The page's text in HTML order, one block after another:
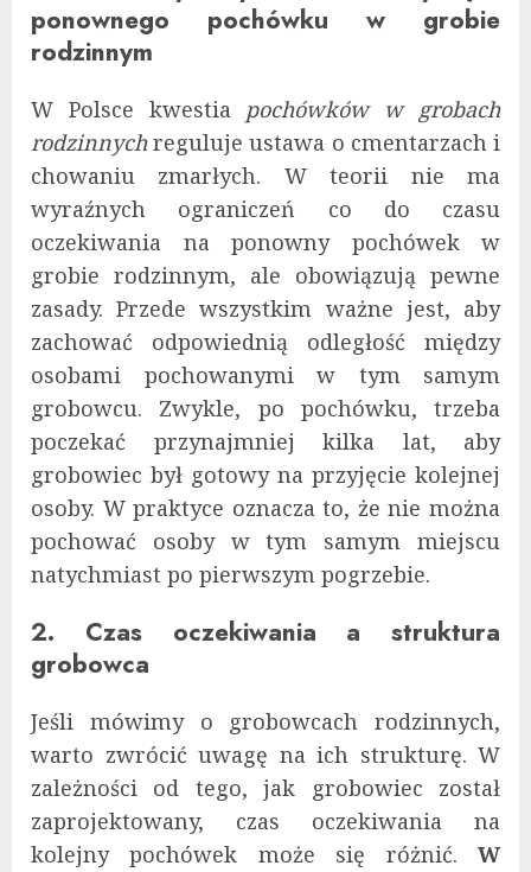
ponownego pochówku w grobie
rodzinnym
W Polsce kwestia pochówków w grobach
rodzinnychreguluje ustawa o cmentarzach i
chowaniu zmarłych. W teorii nie ma
wyraźnych ograniczeń co do czasu
oczekiwania na ponowny pochówek w
grobie rodzinnym, ale obowiązują pewne
zasady. Przede wszystkim ważne jest, aby
zachować odpowiednią odległość między
osobami pochowanymi w tym samym
grobowcu. Zwykle, po pochówku, trzeba
poczekać przynajmniej kilka lat, aby
grobowiec był gotowy na przyjęcie kolejnej
osoby. W praktyce oznacza to, że nie można
pochować osoby w tym samym miejscu
natychmiast po pierwszym pogrzebie.
2. Czas oczekiwania a struktura
grobowca
Jeśli mówimy o grobowcach rodzinnych,
warto zwrócić uwagę na ich strukturę. W
zależności od tego, jak grobowiec został
zaprojektowany, czas oczekiwania na
kolejny pochówek może się różnić. W